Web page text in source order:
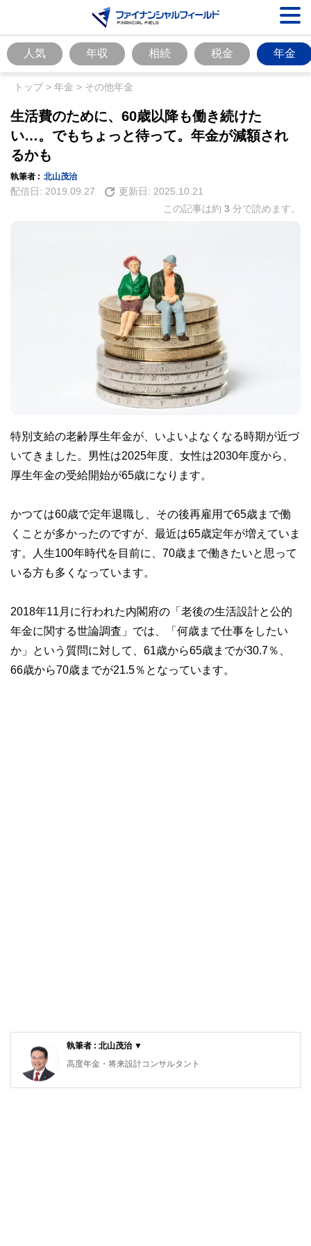
人気 年収 相続 税金 年金
トップ> 年金 > その他年金
生活費のために、60歳以降も働き続けた
い…。でもちょっと待って。年金が減額され
るかも
執筆者 : 北山茂治
配信日: 2019.09.27 更新日: 2025.10.21
この記事は約 3 分で読めます。
特別支給の老齢厚生年金が、いよいよなくなる時期が近づ
いてきました。男性は2025年度、女性は2030年度から、
厚生年金の受給開始が65歳になります。
かつては60歳で定年退職し、その後再雇用で65歳まで働
くことが多かったのですが、最近は65歳定年が増えていま
す。人生100年時代を目前に、70歳まで働きたいと思って
いる方も多くなっています。
2018年11月に行われた内閣府の「老後の生活設計と公的
年金に関する世論調査」では、「何歳まで仕事をしたい
か」という質問に対して、61歳から65歳までが30.7％、
66歳から70歳までが21.5％となっています。
執筆者 : 北山茂治 ▼
高度年金・将来設計コンサルタント
1級ファイナンシャルプランニング技能士、特定社会保険労